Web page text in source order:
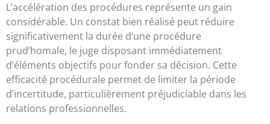
L’accélération des procédures représente un gain
considérable. Un constat bien réalisé peut réduire
significativement la durée d’une procédure
prud’homale, le juge disposant immédiatement
d’éléments objectifs pour fonder sa décision. Cette
efficacité procédurale permet de limiter la période
d’incertitude, particulièrement préjudiciable dans les
relations professionnelles.